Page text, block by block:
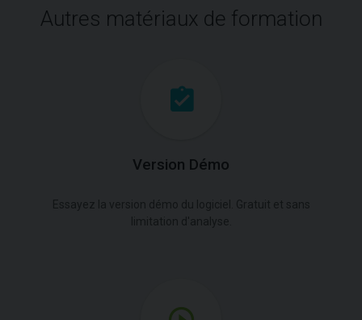
Autres matériaux de formation
Version Démo